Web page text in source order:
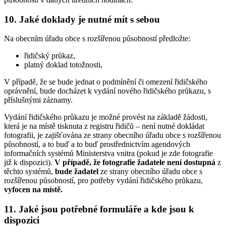
10. Jaké doklady je nutné mít s sebou
Na obecním úřadu obce s rozšířenou působností předložte:
řidičský průkaz,
platný doklad totožnosti,
V případě, že se bude jednat o podmínění či omezení řidičského
oprávnění, bude docházet k vydání nového řidičského průkazu, s
příslušnými záznamy.
Vydání řidičského průkazu je možné provést na základě žádosti,
která je na místě tisknuta z registru řidičů – není nutné dokládat
fotografii, je zajišťována ze strany obecního úřadu obce s rozšířenou
působností, a to buď a to buď prostřednictvím agendových
informačních systémů Ministerstva vnitra (pokud je zde fotografie
již k dispozici). V případě, že fotografie žadatele není dostupná z
těchto systémů, bude žadatel ze strany obecního úřadu obce s
rozšířenou působností, pro potřeby vydání řidičského průkazu,
vyfocen na místě.
11. Jaké jsou potřebné formuláře a kde jsou k
dispozici